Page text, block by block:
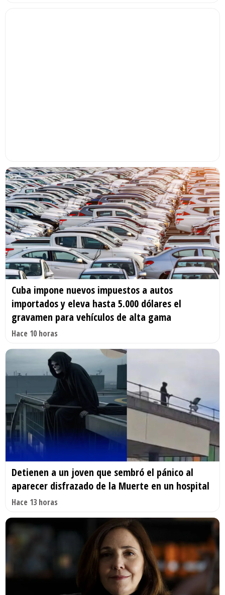
Cuba impone nuevos impuestos a autos
importados y eleva hasta 5.000 dólares el
gravamen para vehículos de alta gama
Hace 10 horas
Detienen a un joven que sembró el pánico al
aparecer disfrazado de la Muerte en un hospital
Hace 13 horas